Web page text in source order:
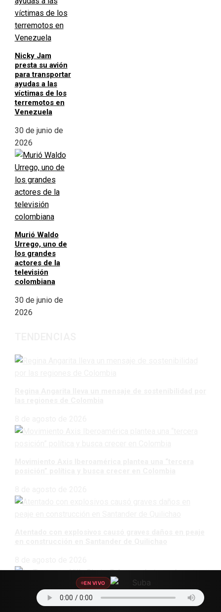
Nicky Jam
presta su avión
para transportar
ayudas a las
víctimas de los
terremotos en
Venezuela
30 de junio de
2026
Murió Waldo
Urrego, uno de
los grandes
actores de la
televisión
colombiana
30 de junio de
2026
La Toscana y Villa Gloria, Suba, en alerta por basuras,
EN VIVO